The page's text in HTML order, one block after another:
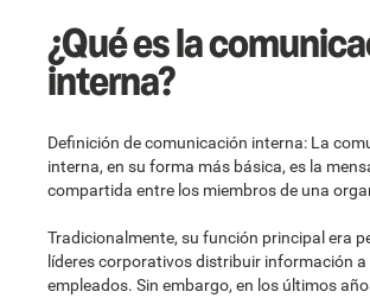
¿Qué es la
interna?
Definición de comunicación interna: La
interna, en su forma más básica, es la
compartida entre los miembros de una
Tradicionalmente, su función principal era
líderes corporativos distribuir información a
empleados. Sin embargo, en los últimos